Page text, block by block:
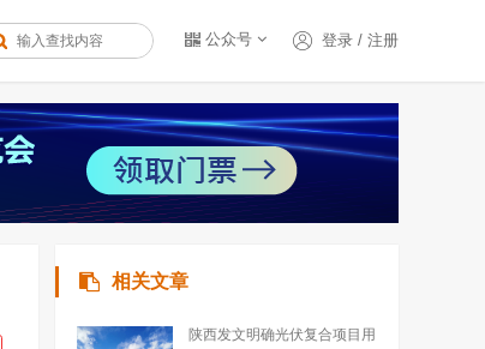
登录 / 注册
公众号
相关文章
陕西发文明确光伏复合项目用